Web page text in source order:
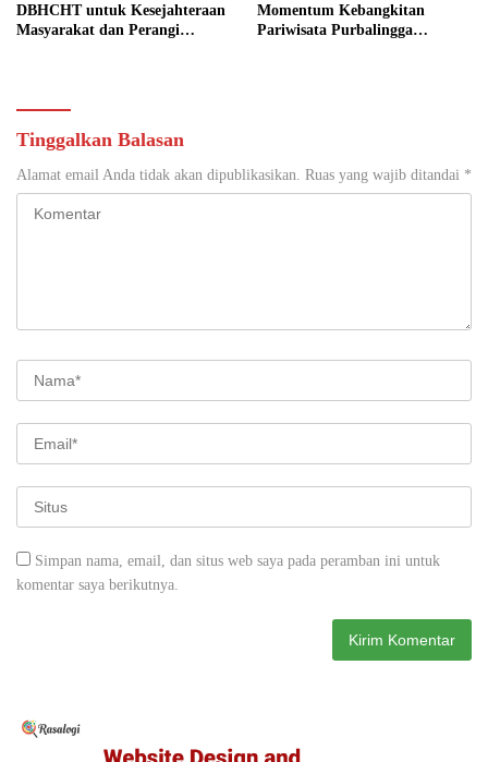
DBHCHT untuk Kesejahteraan
Masyarakat dan Perangi
Momentum Kebangkitan
Pariwisata Purbalingga
Tinggalkan Balasan
Alamat email Anda tidak akan dipublikasikan. Ruas yang wajib ditandai *
Simpan nama, email, dan situs web saya pada peramban ini untuk
komentar saya berikutnya.